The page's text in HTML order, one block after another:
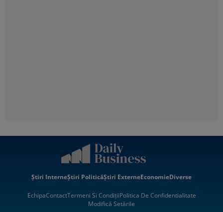
Știri InterneȘtiri PoliticăȘtiri ExterneEconomieDiverse
EchipaContactTermeni Si CondițiiPolitica De Confidentialitate
Modifică Setările